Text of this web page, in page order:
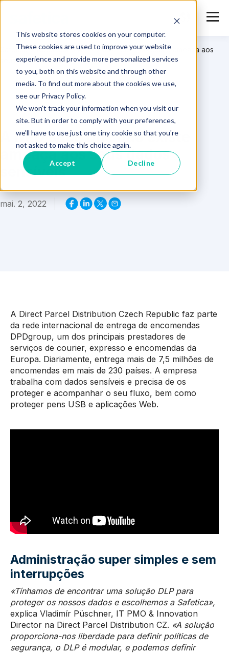
This website stores cookies on your computer.
These cookies are used to improve your website
experience and provide more personalized services
to you, both on this website and through other
media. To find out more about the cookies we use,
see our Privacy Policy.
We won't track your information when you visit our
site. But in order to comply with your preferences,
we'll have to use just one tiny cookie so that you're
not asked to make this choice again.
Accept Decline
Safetica >Recursos >A DPD sabe que não existe ameaça aos
seus dados sensíveis
A DPD sabe que não existe
ameaça aos seus dados
sensíveis
mai. 2, 2022
A Direct Parcel Distribution Czech Republic faz parte
da rede internacional de entrega de encomendas
DPDgroup, um dos principais prestadores de
serviços de courier, expresso e encomendas da
Europa. Diariamente, entrega mais de 7,5 milhões de
encomendas em mais de 230 países. A empresa
trabalha com dados sensíveis e precisa de os
proteger e acompanhar o seu fluxo, bem como
proteger pens USB e aplicações Web.
Administração super simples e sem
interrupções
«Tínhamos de encontrar uma solução DLP para
proteger os nossos dados e escolhemos a Safetica»,
explica Vladimír Püschner, IT PMO & Innovation
Director na Direct Parcel Distribution CZ. «A solução
proporciona-nos liberdade para definir políticas de
segurança, o DLP é modular, e podemos definir